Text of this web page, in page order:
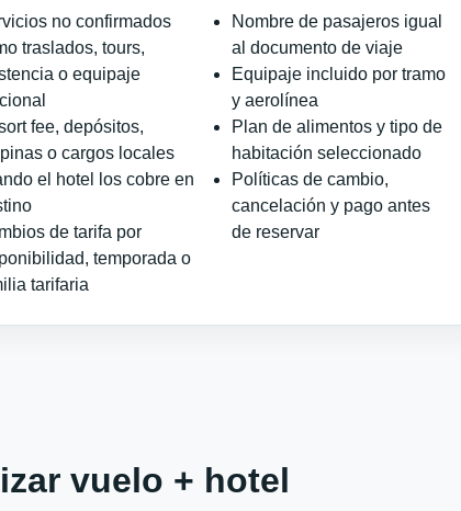
no confirmados
traslados, tours,
o equipaje
fee, depósitos,
o cargos locales
el hotel los cobre en
de tarifa por
temporada o
tarifaria
Nombre de pasajeros igual
al documento de viaje
Equipaje incluido por tramo
y aerolínea
Plan de alimentos y tipo de
habitación seleccionado
Políticas de cambio,
cancelación y pago antes
de reservar
vuelo + hotel